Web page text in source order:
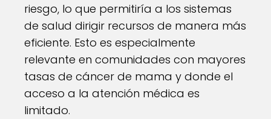
riesgo, lo que permitiría a los sistemas
de salud dirigir recursos de manera más
eficiente. Esto es especialmente
relevante en comunidades con mayores
tasas de cáncer de mama y donde el
acceso a la atención médica es
limitado.